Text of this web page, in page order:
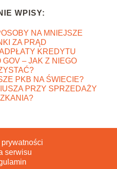
WPISY:
NA MNIEJSZE
ZA PRĄD
KREDYTU
GOV – JAK Z NIEGO
PKB NA ŚWIECIE?
PRZY SPRZEDAŻY
serwisu